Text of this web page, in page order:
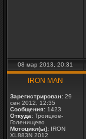
08 мар 2013, 20:31
IRON MAN
Зарегистрирован: 29
сен 2012, 12:35
Сообщения: 1423
Откуда: Троицкое-
Голенищево
Мотоцикл(ы): IRON
XL883N 2012